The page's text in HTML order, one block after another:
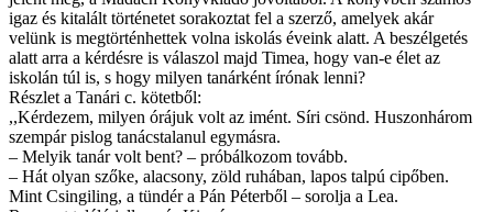
igaz és kitalált történetet sorakoztat fel a szerző, amelyek akár
velünk is megtörténhettek volna iskolás éveink alatt. A beszélgetés
alatt arra a kérdésre is válaszol majd Timea, hogy van-e élet az
iskolán túl is, s hogy milyen tanárként írónak lenni?
Részlet a Tanári c. kötetből:
,,Kérdezem, milyen órájuk volt az imént. Síri csönd. Huszonhárom
szempár pislog tanácstalanul egymásra.
– Melyik tanár volt bent? – próbálkozom tovább.
– Hát olyan szőke, alacsony, zöld ruhában, lapos talpú cipőben.
Mint Csingiling, a tündér a Pán Péterből – sorolja a Lea.